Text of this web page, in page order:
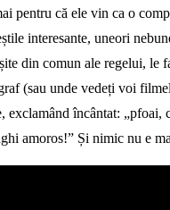
pentru că ele vin ca o
interesante, uneori
din comun ale regelui, le
(sau unde vedeți voi
exclamând încântat: „pfoai,
amoros!” Și nimic nu e